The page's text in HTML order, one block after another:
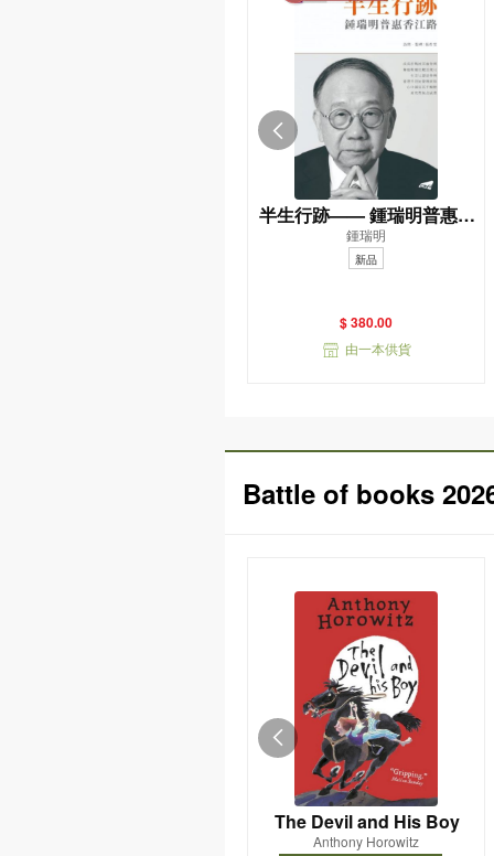
半生行跡—— 鍾瑞明普惠香
江路
鍾瑞明
新品
$ 380.00
由一本供貨
Battle of books
The Devil and His Boy
Anthony Horowitz